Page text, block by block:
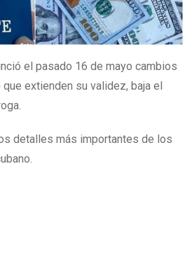
el pasado 16 de mayo cambios
extienden su validez, baja el
detalles más importantes de los